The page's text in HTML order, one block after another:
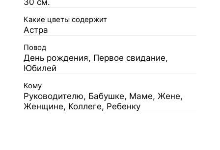
30 см.
Какие цветы содержит
Астра
Повод
День рождения, Первое свидание,
Юбилей
Кому
Руководителю, Бабушке, Маме, Жене,
Женщине, Коллеге, Ребенку